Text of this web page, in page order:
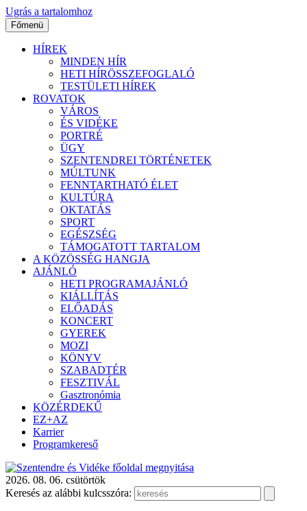
Ugrás a tartalomhoz
Főmenü
HÍREK
MINDEN HÍR
HETI HÍRÖSSZEFOGLALÓ
TESTÜLETI HÍREK
ROVATOK
VÁROS
ÉS VIDÉKE
PORTRÉ
ÜGY
SZENTENDREI TÖRTÉNETEK
MÚLTUNK
FENNTARTHATÓ ÉLET
KULTÚRA
OKTATÁS
SPORT
EGÉSZSÉG
TÁMOGATOTT TARTALOM
A KÖZÖSSÉG HANGJA
AJÁNLÓ
HETI PROGRAMAJÁNLÓ
KIÁLLÍTÁS
ELŐADÁS
KONCERT
GYEREK
MOZI
KÖNYV
SZABADTÉR
FESZTIVÁL
Gasztronómia
KÖZÉRDEKŰ
EZ+AZ
Karrier
Programkereső
2026. 08. 06. csütörtök
Keresés az alábbi kulcsszóra: